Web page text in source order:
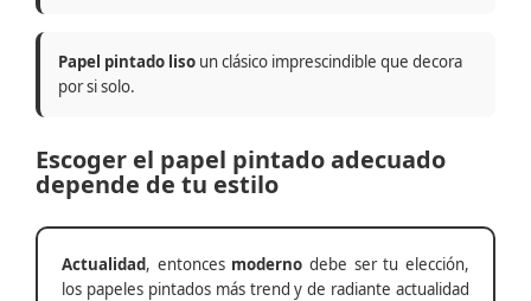
Papel pintado liso un clásico imprescindible que decora
por si solo.
Escoger el papel pintado adecuado
depende de tu estilo
Actualidad, entonces moderno debe ser tu elección,
los papeles pintados más trend y de radiante actualidad